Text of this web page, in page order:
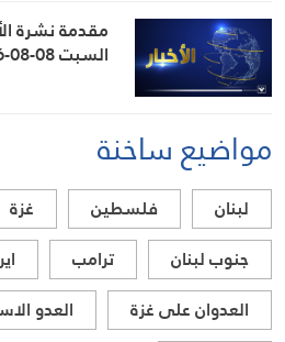
مقدمة نشرة
السبت 08-08-2026
مواضيع ساخنة
لبنان فلسطين غزة
جنوب لبنان
ترامب
العدوان على غزة
العدو